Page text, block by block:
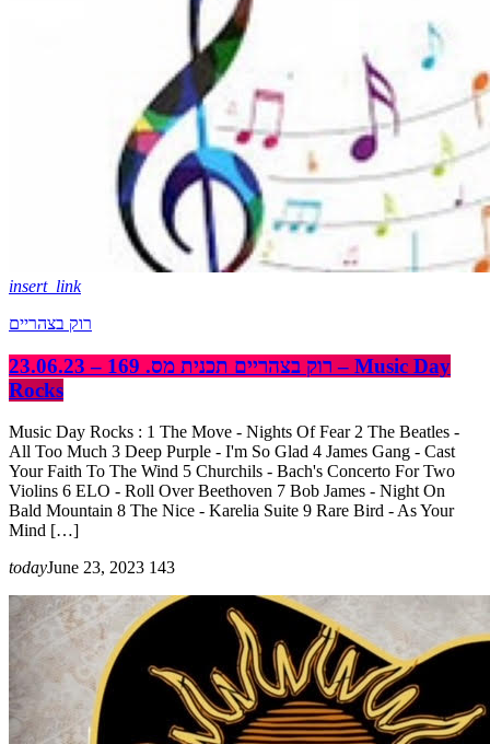
insert_link
רוק בצהריים
רוק בצהריים תכנית מס. 169 – 23.06.23 – Music Day
Rocks
Music Day Rocks : 1 The Move - Nights Of Fear 2 The Beatles -
All Too Much 3 Deep Purple - I'm So Glad 4 James Gang - Cast
Your Faith To The Wind 5 Churchils - Bach's Concerto For Two
Violins 6 ELO - Roll Over Beethoven 7 Bob James - Night On
Bald Mountain 8 The Nice - Karelia Suite 9 Rare Bird - As Your
Mind […]
todayJune 23, 2023 143